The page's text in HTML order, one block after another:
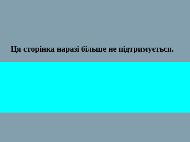
Ця сторінка наразі більше не підтримується.